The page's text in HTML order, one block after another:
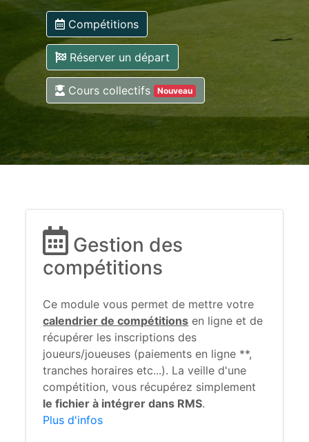
Compétitions
Réserver un départ
Cours collectifs Nouveau
Gestion des
compétitions
Ce module vous permet de mettre votre
calendrier de compétitions en ligne et de
récupérer les inscriptions des
joueurs/joueuses (paiements en ligne **,
tranches horaires etc...). La veille d'une
compétition, vous récupérez simplement
le fichier à intégrer dans RMS.
Plus d'infos